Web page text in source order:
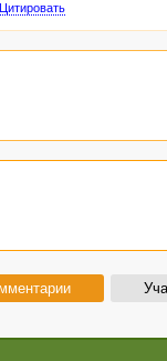
Цитировать